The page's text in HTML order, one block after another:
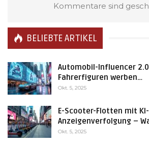
Kommentare sind
BELIEBTE ARTIKEL
Automobil-Influencer
Fahrerfiguren werben…
Okt. 5, 2025
E-Scooter-Flotten mit KI-
Anzeigenverfolgung –
Okt. 5, 2025